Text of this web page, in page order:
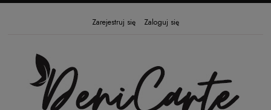
Zarejestruj się Zaloguj się